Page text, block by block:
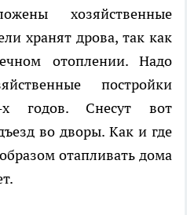
хозяйственные
хранят дрова, так как
отоплении. Надо
постройки
годов. Снесут вот
во дворы. Как и где
отапливать дома